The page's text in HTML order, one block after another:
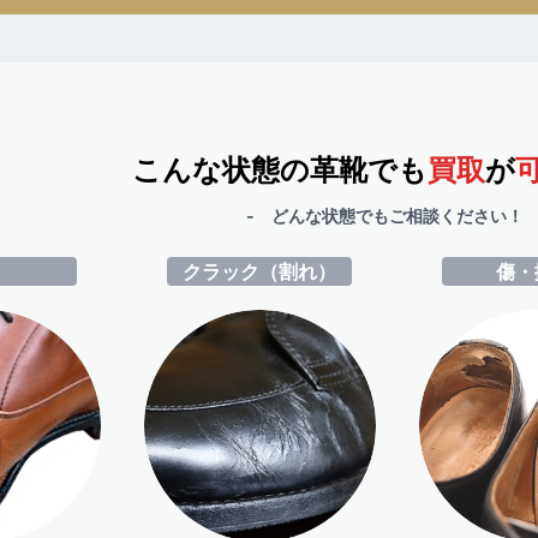
こんな状態の革靴でも買取が
- どんな状態でもご相談ください
クラック（割れ） 傷